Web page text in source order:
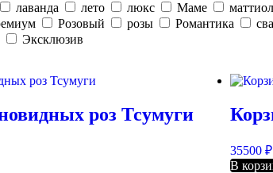
лаванда лето люкс Маме
Розовый розы Романтика
Эксклюзив
роз Тсумуги
35500 ₽
В